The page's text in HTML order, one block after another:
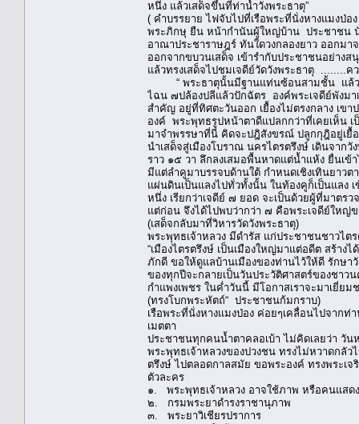
หนึ่ง แล้วเสด็จขึ้นที่ท่าน้ำวังพระธาตุ”
( คำบรรยาย ไฟจับไปที่เรือพระที่นั่งหางแมงป่อ
พระภิกษุ ยืน หน้ากำนันผู้ใหญ่บ้าน ประชาชน นั่
อาณาประชาราษฎร์ ทันใดวงกลองยาว ออกมา
ออกจากขบวนเสด็จ เข้ารำกับประชาชนอย่าง
แล้วทรงเสด็จไปชมเจดีย์วัดวังพระธาตุ ........
“ พระธาตุนั้นมีฐานแท่นซ้อนสามชั้น แล้วถึง
ไฉน ๗ปล้องปลีแล้วปักฉัตร องค์พระเจดีย์พังม
สำคัญ อยู่ที่ทิศตะวันออก เยื้องไม่ตรงกลาง เข
องค์ พระพุทธรูปหน้าตาดีแปลกกว่าที่เคยเห็น
มาจำพรรษาที่นี่ คิดจะปฎิสังขรณ์ ปลูกกุฎิอยู่เยื้อ
นำเสด็จสู่เมืองโบราณ นครไตรตรึงษ์ เดินจาก
ราว ๑๕ วา ลึกลงเสมอพื้นหาดแต่น้ำแห้ง ยื่นเข้
มีแต่ลำคูมาบรรจบด้านใต้ กำหนดเชิงเทินยาว
แผ่นดินเป็นแลงไปทั่วทั้งนั้น ในท้องคูก็เป็นแลง
หนึ่ง เรียกว่าเจดีย์ ๗ ยอด จะเป็นด้วยผู้ที่มาตร
แต่ก่อน จึงได้ไปพบว่ากว่า ๗ คือพระเจดีย์ใหญ่
(เสด็จกลับมาที่วิหารวัดวังพระธาตุ)
พระพุทธเจ้าหลวง มีดำรัส แก่ประชาชนชาวไต
“เมืองไตรตรึงษ์ เป็นเมืองใหญ่มาแต่อดีต สร้
ภักดี ขอให้ดูแลบ้านเมืองของท่านไว้ให้ดี รักษ
ของทุกปีจะกลายเป็นวันประวัติศาสตร์ของชาว
กำแพงเพชร ในค่ำวันนี้ มีโอกาสเราจะมาเยี่ย
(ทรงโบกพระหัตถ์“ ประชาชนก้มกราบ)
เรือพระที่นั่งหางแมงป่อง ค่อยๆเคลื่อนไปจากท่
เมตตา
ประชาชนทุกคนน้ำตาคลอเบ้า ไม่คิดเลยว่า วัน
พระพุทธเจ้าหลวงของปวงชน ทรงไม่หวาดกลัว
ตรึงษ์ ไปตลอดกาลสมัย ขอพระองค์ ทรงพระเ
ตัวละคร
๑. พระพุทธเจ้าหลวง อาจใช้ภาพ หรือคนแสด
๒. กรมพระยาดำรงราชานุภาพ
๓. พระยาวิเชียรปราการ